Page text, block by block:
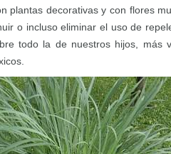
plantas decorativas y con flores
o incluso eliminar el uso de
todo la de nuestros hijos, más